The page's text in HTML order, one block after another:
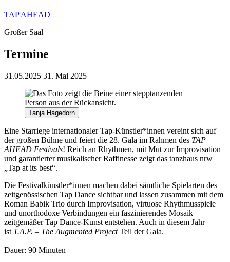
TAP AHEAD
Großer Saal
Termine
31.05.2025 31. Mai 2025
Tanja Hagedorn
Eine Starriege internationalerTap-Künstler*innen vereint sich auf
der großen Bühne und feiert die 28. Gala im Rahmen des TAP
AHEAD Festivals! Reich an Rhythmen, mit Mut zur Improvisation
und garantierter musikalischer Raffinesse zeigt das tanzhaus nrw
„Tap at its best“.
Die Festivalkünstler*innen machen dabei sämtliche Spielarten des
zeitgenössischen Tap Dance sichtbar und lassen zusammen mit dem
Roman Babik Trio durch Improvisation, virtuose Rhythmusspiele
und unorthodoxe Verbindungen ein faszinierendes Mosaik
zeitgemäßer Tap Dance-Kunst entstehen. Auch in diesem Jahr
ist T.A.P. – The Augmented ProjectTeil der Gala.
Dauer: 90 Minuten